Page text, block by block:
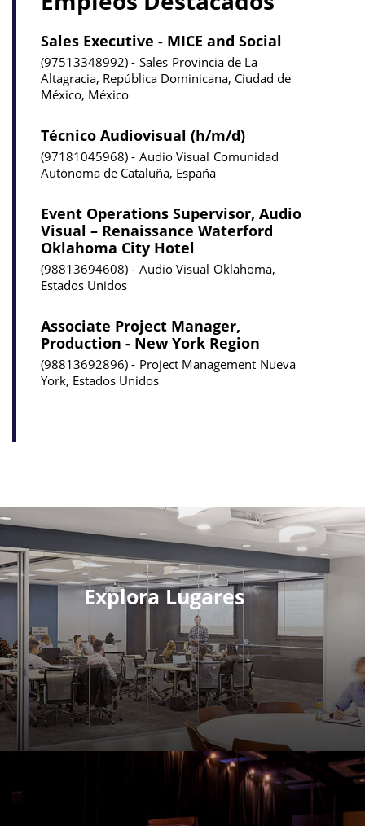
Sales Executive - MICE and Social
97513348992 Sales Provincia de La
Altagracia, República Dominicana, Ciudad de
México, México
Técnico Audiovisual (h/m/d)
97181045968 Audio Visual Comunidad
Autónoma de Cataluña, España
Event Operations Supervisor, Audio
Visual – Renaissance Waterford
Oklahoma City Hotel
98813694608 Audio Visual Oklahoma,
Estados Unidos
Associate Project Manager,
Production - New York Region
98813692896 Project Management Nueva
York, Estados Unidos
Explora Lugares